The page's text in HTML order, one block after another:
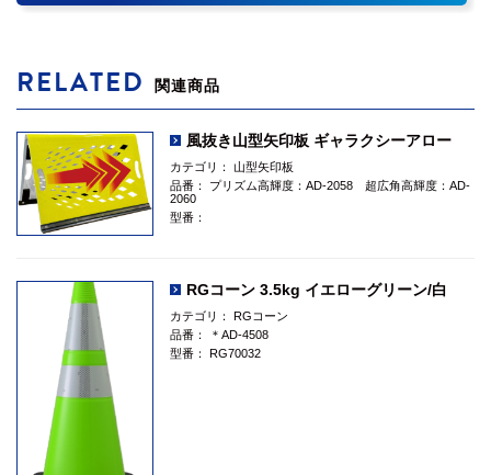
RELATED 関連商品
風抜き山型矢印板 ギャラクシーアロー
カテゴリ：
山型矢印板
品番：
プリズム高輝度：AD-2058 超広角高輝度：AD-
2060
型番：
RGコーン 3.5kg イエローグリーン/白
カテゴリ：
RGコーン
品番：
＊AD-4508
型番：
RG70032